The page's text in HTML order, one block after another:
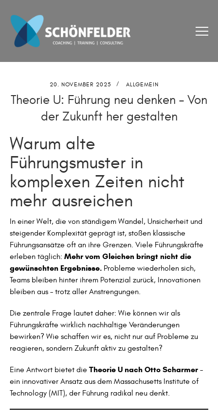
20. NOVEMBER 2025 ALLGEMEIN
Theorie U: Führung neu denken – Von
der Zukunft her gestalten
Warum alte
Führungsmuster in
komplexen Zeiten nicht
mehr ausreichen
In einer Welt, die von ständigem Wandel, Unsicherheit und
steigender Komplexität geprägt ist, stoßen klassische
Führungsansätze oft an ihre Grenzen. Viele Führungskräfte
erleben täglich: Mehr vom Gleichen bringt nicht die
gewünschten Ergebnisse. Probleme wiederholen sich,
Teams bleiben hinter ihrem Potenzial zurück, Innovationen
bleiben aus – trotz aller Anstrengungen.
Die zentrale Frage lautet daher: Wie können wir als
Führungskräfte wirklich nachhaltige Veränderungen
bewirken? Wie schaffen wir es, nicht nur auf Probleme zu
reagieren, sondern Zukunft aktiv zu gestalten?
Eine Antwort bietet die Theorie U nach Otto Scharmer –
ein innovativer Ansatz aus dem Massachusetts Institute of
Technology (MIT), der Führung radikal neu denkt.